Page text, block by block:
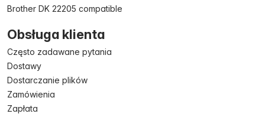
Brother DK 22205 compatible
Obsługa klienta
Często zadawane pytania
Dostawy
Dostarczanie plików
Zamówienia
Zapłata